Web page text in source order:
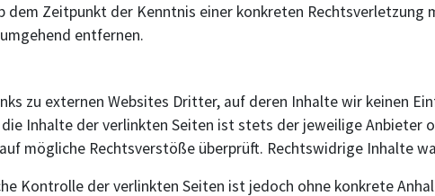
dem Zeitpunkt der Kenntnis einer konkreten
entfernen.
zu externen Websites Dritter, auf deren Inhalte wir keinen
die Inhalte der verlinkten Seiten ist stets der jeweilige
mögliche Rechtsverstöße überprüft. Rechtswidrige Inhalte
Kontrolle der verlinkten Seiten ist jedoch ohne konkrete